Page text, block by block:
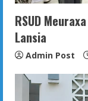
RSUD
Lansia
Admin Post